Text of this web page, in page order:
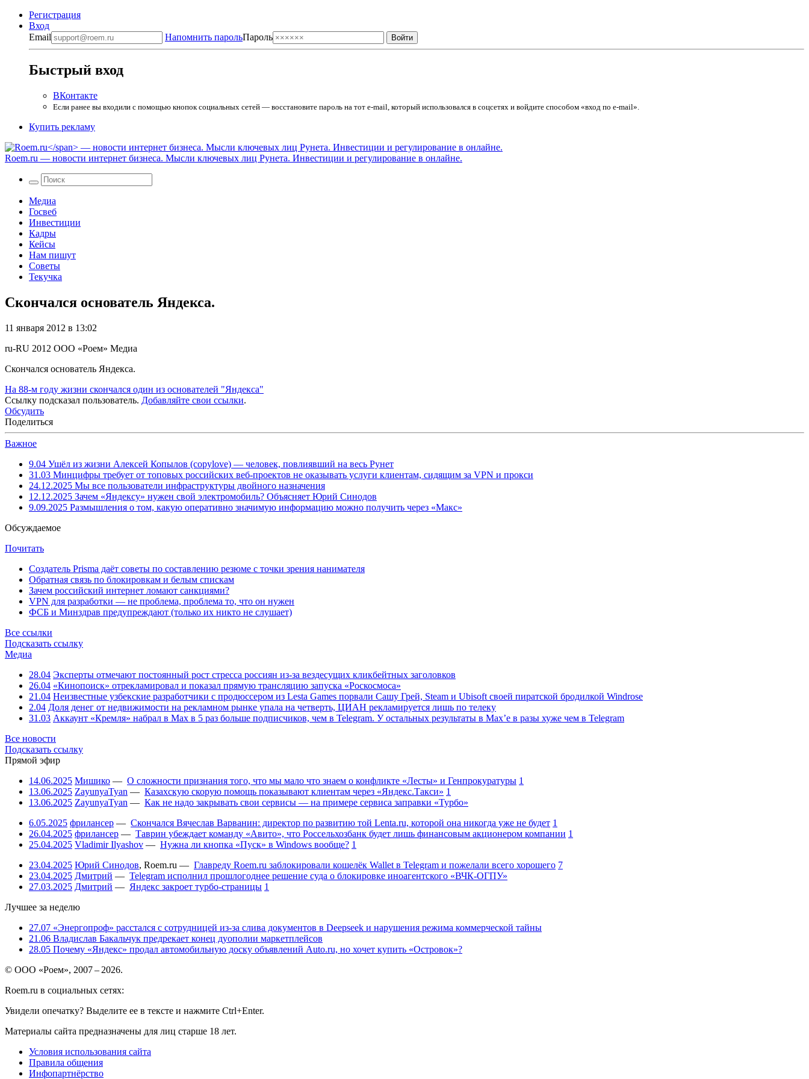
Регистрация
Вход
Email
Напомнить парольПароль
Быстрый вход
ВКонтакте
Если ранее вы входили с помощью кнопок социальных сетей — восстановите пароль на тот e-mail, который использовался в соцсетях и войдите способом «вход по e-mail».
Купить рекламу
Roem.ru — новости интернет бизнеса. Мысли ключевых лиц Рунета. Инвестиции и регулирование в онлайне.
Медиа
Госвеб
Инвестиции
Кадры
Кейсы
Нам пишут
Советы
Текучка
Скончался основатель Яндекса.
11 января 2012 в 13:02
ru-RU 2012 ООО «Роем» Медиа
Скончался основатель Яндекса.
На 88-м году жизни скончался один из основателей "Яндекса"
Ссылку подсказал пользователь. Добавляйте свои ссылки.
Обсудить
Поделиться
Важное
9.04 Ушёл из жизни Алексей Копылов (copylove) — человек, повлиявший на весь Рунет
31.03 Минцифры требует от топовых российских веб-проектов не оказывать услуги клиентам, сидящим за VPN и прокси
24.12.2025 Мы все пользователи инфраструктуры двойного назначения
12.12.2025 Зачем «Яндексу» нужен свой электромобиль? Объясняет Юрий Синодов
9.09.2025 Размышления о том, какую оперативно значимую информацию можно получить через «Макс»
Обсуждаемое
Почитать
Создатель Prisma даёт советы по составлению резюме с точки зрения нанимателя
Обратная связь по блокировкам и белым спискам
Зачем российский интернет ломают санкциями?
VPN для разработки — не проблема, проблема то, что он нужен
ФСБ и Минздрав предупреждают (только их никто не слушает)
Все ссылки
Подсказать ссылку
Медиа
28.04 Эксперты отмечают постоянный рост стресса россиян из-за вездесущих кликбейтных заголовков
26.04 «Кинопоиск» отрекламировал и показал прямую трансляцию запуска «Роскосмоса»
21.04 Неизвестные узбекские разработчики с продюссером из Lesta Games порвали Сашу Грей, Steam и Ubisoft своей пиратской бродилкой Windrose
2.04 Доля денег от недвижимости на рекламном рынке упала на четверть, ЦИАН рекламируется лишь по телеку
31.03 Аккаунт «Кремля» набрал в Max в 5 раз больше подписчиков, чем в Telegram. У остальных результаты в Max’е в разы хуже чем в Telegram
Все новости
Подсказать ссылку
Прямой эфир
14.06.2025 Мишико — О сложности признания того, что мы мало что знаем о конфликте «Лесты» и Генпрокуратуры 1
13.06.2025 ZayunyaTyan — Казахскую скорую помощь показывают клиентам через «Яндекс.Такси» 1
13.06.2025 ZayunyaTyan — Как не надо закрывать свои сервисы — на примере сервиса заправки «Турбо»
6.05.2025 фрилансер — Скончался Вячеслав Варванин: директор по развитию той Lenta.ru, которой она никогда уже не будет 1
26.04.2025 фрилансер — Таврин убеждает команду «Авито», что Россельхозбанк будет лишь финансовым акционером компании 1
25.04.2025 Vladimir Ilyashov — Нужна ли кнопка «Пуск» в Windows вообще? 1
23.04.2025 Юрий Синодов, Roem.ru — Главреду Roem.ru заблокировали кошелёк Wallet в Telegram и пожелали всего хорошего 7
23.04.2025 Дмитрий — Telegram исполнил прошлогоднее решение суда о блокировке иноагентского «ВЧК-ОГПУ»
27.03.2025 Дмитрий — Яндекс закроет турбо-страницы 1
Лучшее за неделю
27.07 «Энергопроф» расстался с сотрудницей из-за слива документов в Deepseek и нарушения режима коммерческой тайны
21.06 Владислав Бакальчук предрекает конец дуополии маркетплейсов
28.05 Почему «Яндекс» продал автомобильную доску объявлений Auto.ru, но хочет купить «Островок»?
© ООО «Роем», 2007 – 2026.
Roem.ru в социальных сетях:
Увидели опечатку? Выделите ее в тексте и нажмите Ctrl+Enter.
Материалы сайта предназначены для лиц старше 18 лет.
Условия использования сайта
Правила общения
Инфопартнёрство